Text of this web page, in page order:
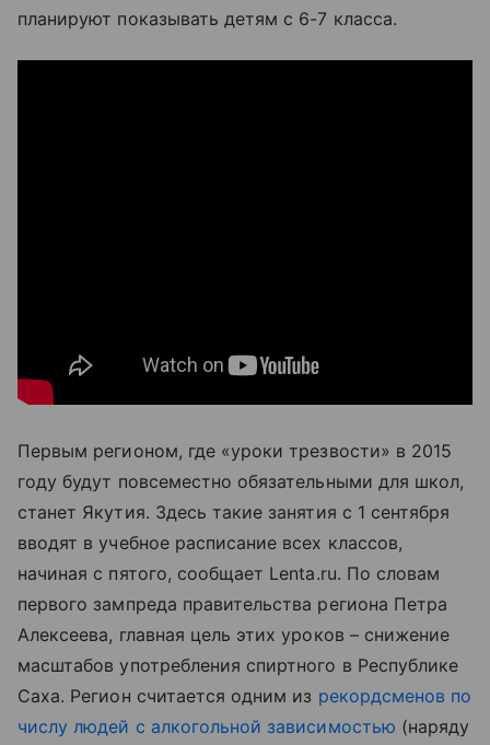
планируют показывать детям с 6-7 класса.
Первым регионом, где «уроки трезвости» в 2015
году будут повсеместно обязательными для школ,
станет Якутия. Здесь такие занятия с 1 сентября
вводят в учебное расписание всех классов,
начиная с пятого, сообщает Lenta.ru. По словам
первого зампреда правительства региона Петра
Алексеева, главная цель этих уроков – снижение
масштабов употребления спиртного в Республике
Саха. Регион считается одним из рекордсменов по
числу людей с алкогольной зависимостью (наряду